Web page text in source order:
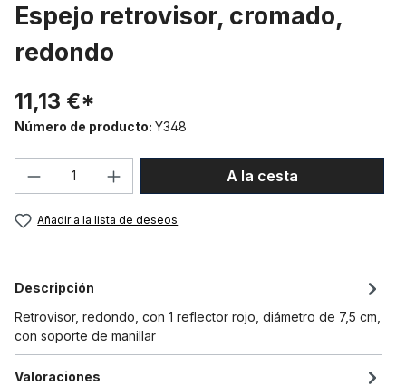
Espejo retrovisor, cromado,
redondo
11,13 €*
Número de producto: Y348
Cantidad del producto: introduce la
A la cesta
Añadir a la lista de deseos
Descripción
Retrovisor, redondo, con 1 reflector rojo, diámetro de 7,5 cm,
con soporte de manillar
Valoraciones